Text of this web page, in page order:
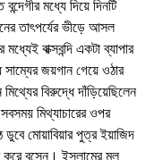
মধ্যে দিয়ে দিনটি
তাৎপর্যের ভীড়ে আসল
বাক্সবন্দি একটা ব্যাপার
জয়গান গেয়ে ওঠার
বিরুদ্ধে দাঁড়িয়েছিলেন
মিথ্যাচারের ওপর
মোয়াবিয়ার পুত্র ইয়াজিদ
করে বসেন। ইসলামের মূল